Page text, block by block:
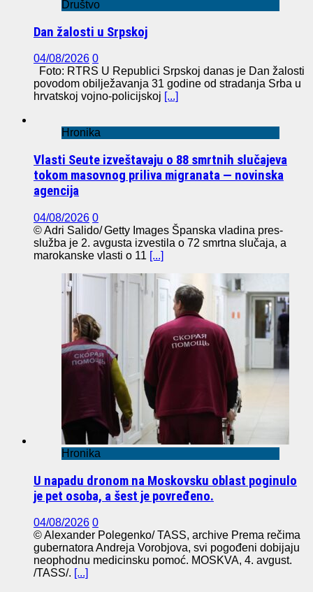
Društvo
Dan žalosti u Srpskoj
04/08/2026 0
Foto: RTRS U Republici Srpskoj danas je Dan žalosti
povodom obilježavanja 31 godine od stradanja Srba u
hrvatskoj vojno-policijskoj [...]
Hronika
Vlasti Seute izveštavaju o 88 smrtnih slučajeva
tokom masovnog priliva migranata — novinska
agencija
04/08/2026 0
© Adri Salido/ Getty Images Španska vladina pres-
služba je 2. avgusta izvestila o 72 smrtna slučaja, a
marokanske vlasti o 11 [...]
Hronika
U napadu dronom na Moskovsku oblast poginulo
je pet osoba, a šest je povređeno.
04/08/2026 0
© Alexander Polegenko/ TASS, archive Prema rečima
gubernatora Andreja Vorobjova, svi pogođeni dobijaju
neophodnu medicinsku pomoć. MOSKVA, 4. avgust.
/TASS/. [...]